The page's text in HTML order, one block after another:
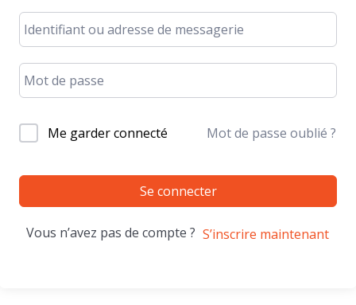
Me garder connecté Mot de passe oublié ?
Se connecter
Vous n’avez pas de compte ? S’inscrire maintenant